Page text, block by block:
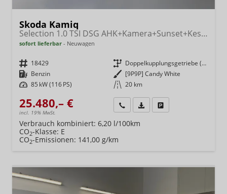
Skoda Kamiq
Selection 1.0 TSI DSG AHK+Kamera+Sunset+Kessy+AppConnect+Sitzheiz+Alu16+GV5
sofort lieferbar Neuwagen
Fahrzeugnr. 18429 Getriebe
Doppelkupplungsgetriebe (DSG)
Kraftstoff Benzin Außenfarbe [9P9P] Candy White
Leistung 85 kW (116 PS) Kilometerstand 20 km
25.480,– €
incl. 19% MwSt.
Wir rufen Sie anFahrzeugexposé (PDF)
Verbrauch kombiniert: 6,20 l/100km
CO2-Klasse: E
CO2-Emissionen: 141,00 g/km